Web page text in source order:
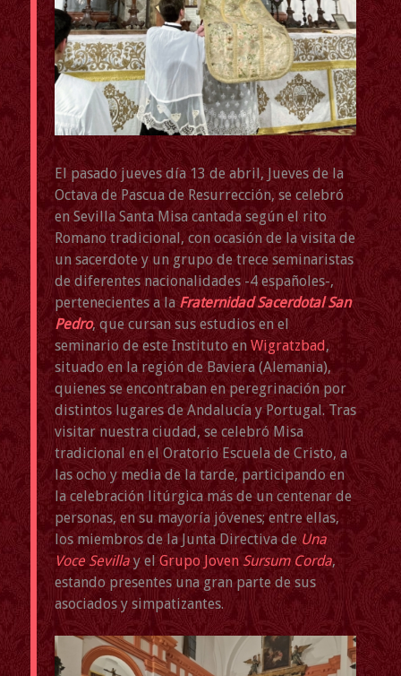
El pasado jueves día 13 de abril, Jueves de la
Octava de Pascua de Resurrección, se celebró
en Sevilla Santa Misa cantada según el rito
Romano tradicional, con ocasión de la visita de
un sacerdote y un grupo de trece seminaristas
de diferentes nacionalidades -4 españoles-,
pertenecientes a la Fraternidad Sacerdotal San
Pedro, que cursan sus estudios en el
seminario de este Instituto en Wigratzbad,
situado en la región de Baviera (Alemania),
quienes se encontraban en peregrinación por
distintos lugares de Andalucía y Portugal. Tras
visitar nuestra ciudad, se celebró Misa
tradicional en el Oratorio Escuela de Cristo, a
las ocho y media de la tarde, participando en
la celebración litúrgica más de un centenar de
personas, en su mayoría jóvenes; entre ellas,
los miembros de la Junta Directiva deUna
Voce Sevillay elGrupo Joven Sursum Corda,
estando presentes una gran parte de sus
asociados y simpatizantes.